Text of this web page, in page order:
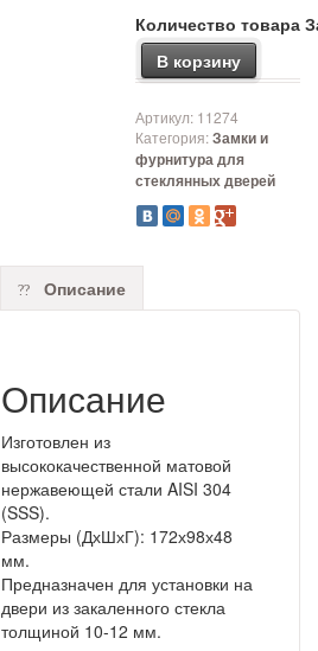
Количество товара
В корзину
Артикул: 11274
Категория:Замки и
фурнитура для
стеклянных дверей
Описание
Описание
Изготовлен из
высококачественной матовой
нержавеющей стали AISI 304
(SSS).
Размеры (ДхШхГ): 172х98х48
мм.
Предназначен для установки на
двери из закаленного стекла
толщиной 10-12 мм.